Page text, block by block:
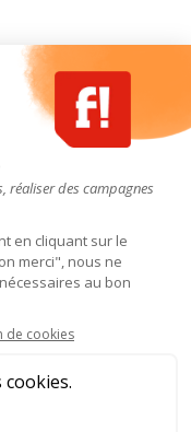
réaliser des campagnes
en cliquant sur le
merci", nous ne
au bon
de cookies